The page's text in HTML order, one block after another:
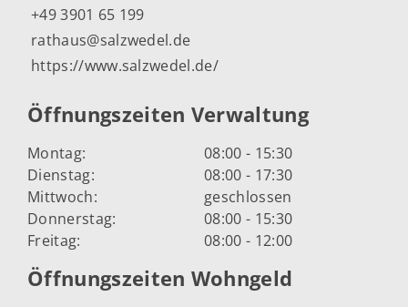
+49 3901 65 199
rathaus@salzwedel.de
https://www.salzwedel.de/
Öffnungszeiten Verwaltung
Montag:
08:00 - 15:30
Dienstag:
08:00 - 17:30
Mittwoch:
geschlossen
Donnerstag:
08:00 - 15:30
Freitag:
08:00 - 12:00
Öffnungszeiten Wohngeld